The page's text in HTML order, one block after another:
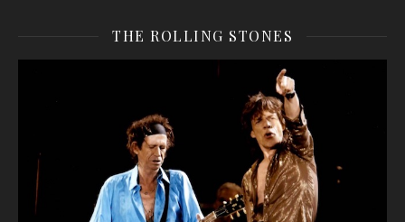
THE ROLLING STONES